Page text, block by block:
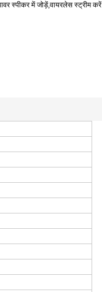
स्पीकर में जोड़ें,वायरलेस स्ट्रीम